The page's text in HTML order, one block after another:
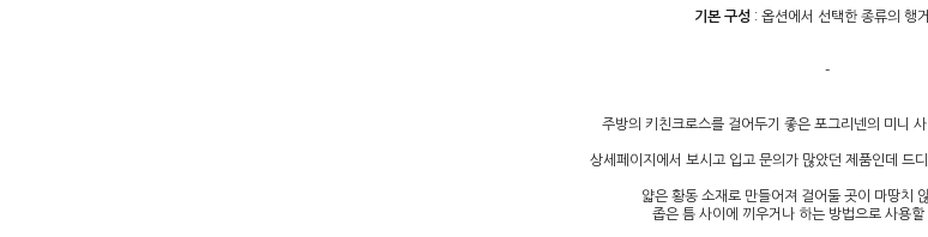
기본 구성 : 옵션에서 선택한 종류의 행
-
주방의 키친크로스를 걸어두기 좋은 포그리넨의 미니
상세페이지에서 보시고 입고 문의가 많았던 제품인데 드
얇은 황동 소재로 만들어져 걸어둘 곳이 마땅치
좁은 틈 사이에 끼우거나 하는 방법으로 사용할